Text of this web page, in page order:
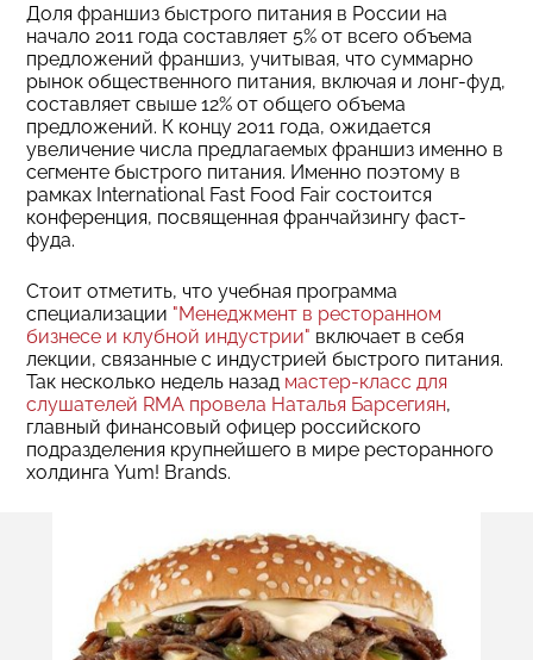
Доля франшиз быстрого питания в России на
начало 2011 года составляет 5% от всего объема
предложений франшиз, учитывая, что суммарно
рынок общественного питания, включая и лонг-фуд,
составляет свыше 12% от общего объема
предложений. К концу 2011 года, ожидается
увеличение числа предлагаемых франшиз именно в
сегменте быстрого питания. Именно поэтому в
рамках International Fast Food Fair состоится
конференция, посвященная франчайзингу фаст-
фуда.
Стоит отметить, что учебная программа
специализации "Менеджмент в ресторанном
бизнесе и клубной индустрии" включает в себя
лекции, связанные с индустрией быстрого питания.
Так несколько недель назад мастер-класс для
слушателей RMA провела Наталья Барсегиян,
главный финансовый офицер российского
подразделения крупнейшего в мире ресторанного
холдинга Yum! Brands.